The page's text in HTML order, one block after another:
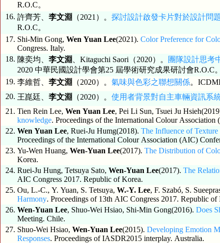
R.O.C。
16. 許齊芳、李文淵 （2021）。探討設計啟發卡片對於設計問
R.O.C。
17. Shi-Min Gong,Wen Yuan Lee(2021).
Congress. Italy.
18. 陳奕均、李文淵 、Kitaguchi Saori（2020）。
團隊設計思考
2020 中華民國設計學會第25 屆學術研究成果研討會R.O.C
19. 李維哲、李文淵 （2020）。氣味與色彩之聯想關係。
20. 王崑廷、李文淵 （2020）。使用者背景對自主車輛資訊系
21. Tien Rein Lee,Wen Yuan Lee, Pei Li Sun, Tsuei Ju
knowledge. Proceedings of the International Colour
22. Wen Yuan Lee, Ruei-Ju Humg(2018).The Influence of
Proceedings of the International Colour Association (AIC)
23. Yu-Wen Huang,Wen-Yuan Lee(2017).The Distribution of
Korea.
24. Ruei-Ju Hung, Tetsuya Sato,Wen-Yuan Lee(2017).The
AIC Congress 2017. Republic of Korea.
25. Ou, L.-C., Y. Yuan, S. Tetsuya,W.-Y. Lee, F. Szabó, S.
Harmony. Proceedings of 13th AIC Congress 2017. Republic of
26. Wen-Yuan Lee, Shuo-Wei Hsiao, Shi-Min Gong(2016).Does
Meeting. Chile.
27. Shuo-Wei Hsiao,Wen-Yuan Lee(2015).Developing Emotion
Responses. Proceedings of IASDR2015 interplay. Australia.